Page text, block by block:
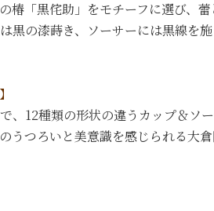
椿「黒侘助」をモチーフに選び、
黒の漆蒔き、ソーサーには黒線を
、12種類の形状の違うカップ＆
うつろいと美意識を感じられる大